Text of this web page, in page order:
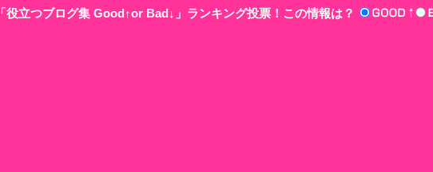
「役立つブログ集 Good↑or Bad↓」ランキング投票！この情報は？